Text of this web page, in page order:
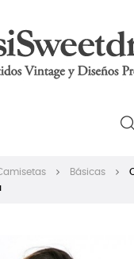
Básicas